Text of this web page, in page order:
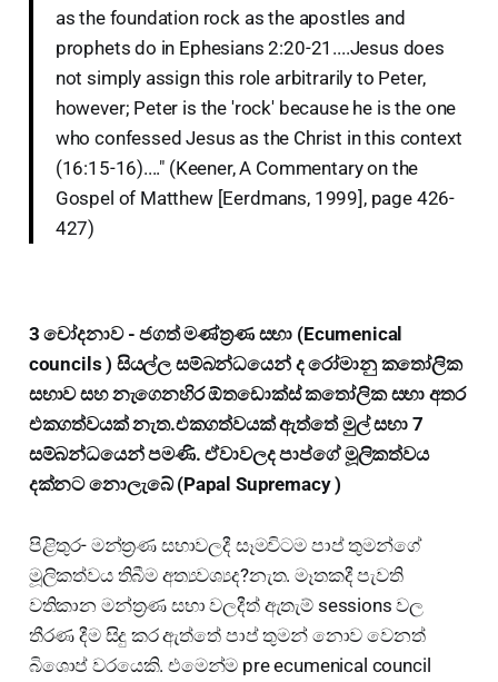
as the foundation rock as the apostles and
prophets do in Ephesians 2:20-21....Jesus does
not simply assign this role arbitrarily to Peter,
however; Peter is the 'rock' because he is the one
who confessed Jesus as the Christ in this context
(16:15-16)...." (Keener, A Commentary on the
Gospel of Matthew [Eerdmans, 1999], page 426-
427)
3 චෝදනාව - ජගත් මණ්ත්‍රණ සභා (Ecumenical
councils ) සියල්ල සම්බන්ධයෙන් ද රෝමානු කතෝලික
සභාව සහ නැගෙනහිර ඕතඩොක්ස් කතෝලික සභා අතර
එකගත්වයක් නැත.එකගත්වයක් ඇත්තේ මුල් සභා 7
සම්බන්ධයෙන් පමණි. ඒවාවලද පාප්ගේ මූලිකත්වය
දක්නට නොලැබේ (Papal Supremacy )
පිළිතුර- මන්ත්‍රණ සභාවලදී සෑමවිටම පාප් තුමන්ගේ
මූලිකත්වය තිබීම අත්‍යවශ්‍යද?නැත. මෑතකදී පැවති
වතිකාන මන්ත්‍රණ සභා වලදීත් ඇතැම් sessions වල
තීරණ දීම සිදු කර ඇත්තේ පාප් තුමන් නොව වෙනත්
බිශොප් වරයෙකි. එමෙන්ම pre ecumenical council